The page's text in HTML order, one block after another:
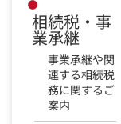
相続税・事
業承継
事業承継や関
連する相続税
務に関するご
案内